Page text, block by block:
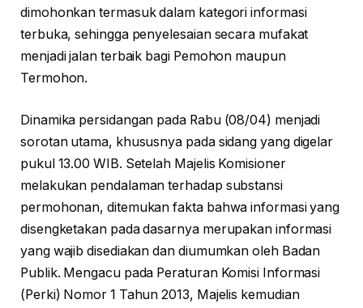
dimohonkan termasuk dalam kategori informasi
terbuka, sehingga penyelesaian secara mufakat
menjadi jalan terbaik bagi Pemohon maupun
Termohon.
Dinamika persidangan pada Rabu (08/04) menjadi
sorotan utama, khususnya pada sidang yang digelar
pukul 13.00 WIB. Setelah Majelis Komisioner
melakukan pendalaman terhadap substansi
permohonan, ditemukan fakta bahwa informasi yang
disengketakan pada dasarnya merupakan informasi
yang wajib disediakan dan diumumkan oleh Badan
Publik. Mengacu pada Peraturan Komisi Informasi
(Perki) Nomor 1 Tahun 2013, Majelis kemudian